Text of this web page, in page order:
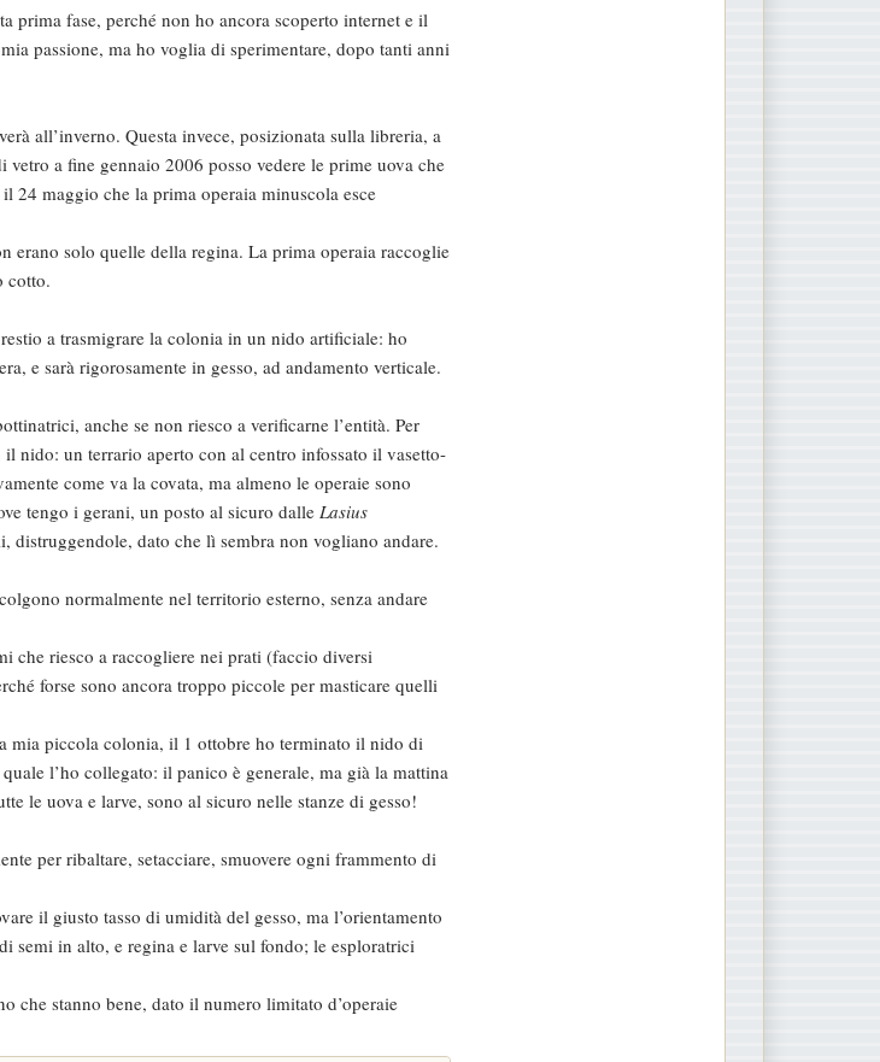
prima fase, perché non ho ancora scoperto internet e il
passione, ma ho voglia di sperimentare, dopo tanti anni
all’inverno. Questa invece, posizionata sulla libreria, a
a fine gennaio 2006 posso vedere le prime uova che
24 maggio che la prima operaia minuscola esce
erano solo quelle della regina. La prima operaia raccoglie
cotto.
a trasmigrare la colonia in un nido artificiale: ho
e sarà rigorosamente in gesso, ad andamento verticale.
anche se non riesco a verificarne l’entità. Per
nido: un terrario aperto con al centro infossato il vasetto-
come va la covata, ma almeno le operaie sono
tengo i gerani, un posto al sicuro dalle Lasius
dato che lì sembra non vogliano andare.
normalmente nel territorio esterno, senza andare
che riesco a raccogliere nei prati (faccio diversi
forse sono ancora troppo piccole per masticare quelli
mia piccola colonia, il 1 ottobre ho terminato il nido di
l’ho collegato: il panico è generale, ma già la mattina
le uova e larve, sono al sicuro nelle stanze di gesso!
per ribaltare, setacciare, smuovere ogni frammento di
il giusto tasso di umidità del gesso, ma l’orientamento
semi in alto, e regina e larve sul fondo; le esploratrici
che stanno bene, dato il numero limitato d’operaie